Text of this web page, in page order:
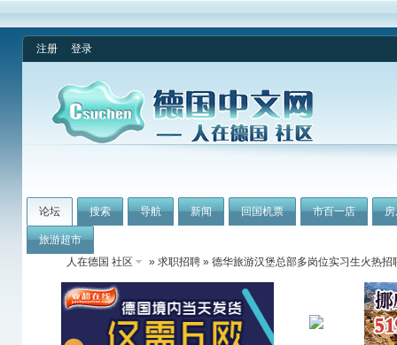
注册 登录
论坛 搜索 导航 新闻 回国机票 市百一店
旅游超市
人在德国 社区
» 求职招聘 » 德华旅游汉堡总部多岗位实习生火热招